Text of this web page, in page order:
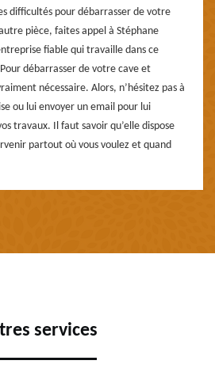
difficultés pour débarrasser de votre
pièce, faites appel à Stéphane
fiable qui travaille dans ce
débarrasser de votre cave et
nécessaire. Alors, n’hésitez pas à
ou lui envoyer un email pour lui
travaux. Il faut savoir qu’elle dispose
partout où vous voulez et quand
services